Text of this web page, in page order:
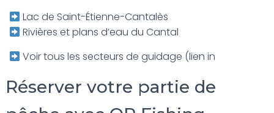
Lac de Saint-Étienne-Cantalès
Rivières et plans d’eau du Cantal
Voir tous les secteurs de guidage (lien in
Réserver votre partie de